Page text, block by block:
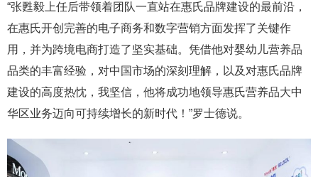
“张甦毅上任后带领着团队一直站在惠氏品牌建设的最前沿，
在惠氏开创完善的电子商务和数字营销方面发挥了关键作
用，并为跨境电商打造了坚实基础。凭借他对婴幼儿营养品
品类的丰富经验，对中国市场的深刻理解，以及对惠氏品牌
建设的高度热忱，我坚信，他将成功地领导惠氏营养品大中
华区业务迈向可持续增长的新时代！”罗士德说。